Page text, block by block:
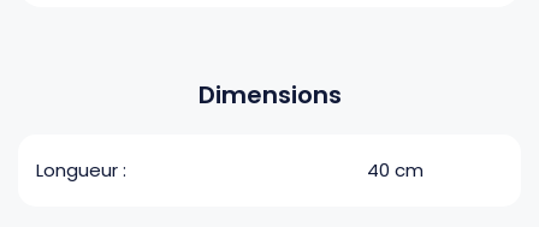
Dimensions
Longueur : 40 cm